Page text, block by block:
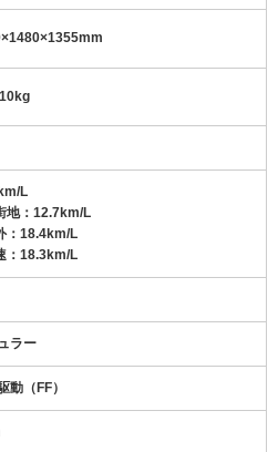
×1480×1355mm
kg
L
地：12.7km/L
：18.4km/L
：18.3km/L
ラー
動（FF）